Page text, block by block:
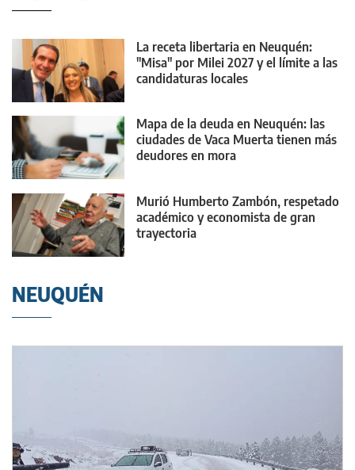
La receta libertaria en Neuquén:
"Misa" por Milei 2027 y el límite a las
candidaturas locales
Mapa de la deuda en Neuquén: las
ciudades de Vaca Muerta tienen más
deudores en mora
Murió Humberto Zambón, respetado
académico y economista de gran
trayectoria
NEUQUÉN